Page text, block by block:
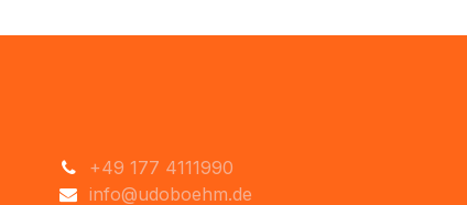
+49 177 4111990
info@udoboehm.de